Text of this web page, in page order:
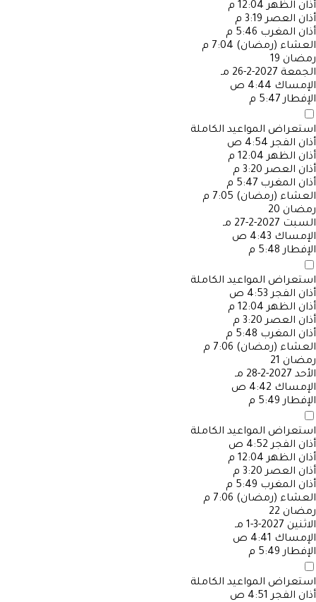
أذان الظهر 12:04 م
أذان العصر 3:19 م
أذان المغرب 5:46 م
العشاء (رمضان) 7:04 م
رمضان 19
الجمعة 2027-2-26 مـ
الإمساك 4:44 ص
الإفطار 5:47 م
استعراض المواعيد الكاملة
أذان الفجر 4:54 ص
أذان الظهر 12:04 م
أذان العصر 3:20 م
أذان المغرب 5:47 م
العشاء (رمضان) 7:05 م
رمضان 20
السبت 2027-2-27 مـ
الإمساك 4:43 ص
الإفطار 5:48 م
استعراض المواعيد الكاملة
أذان الفجر 4:53 ص
أذان الظهر 12:04 م
أذان العصر 3:20 م
أذان المغرب 5:48 م
العشاء (رمضان) 7:06 م
رمضان 21
الأحد 2027-2-28 مـ
الإمساك 4:42 ص
الإفطار 5:49 م
استعراض المواعيد الكاملة
أذان الفجر 4:52 ص
أذان الظهر 12:04 م
أذان العصر 3:20 م
أذان المغرب 5:49 م
العشاء (رمضان) 7:06 م
رمضان 22
الاثنين 2027-3-1 مـ
الإمساك 4:41 ص
الإفطار 5:49 م
استعراض المواعيد الكاملة
أذان الفجر 4:51 ص